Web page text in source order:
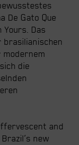
De Gato Que
Yours. Das
die
and
new